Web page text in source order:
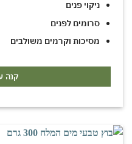
ניקוי פנים
סרומים לפנים
מסיכות וקרמים משולבים
קנה עכשיו